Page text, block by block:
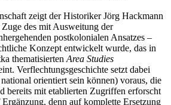
zeigt der Historiker Jörg Hackmann
des mit Ausweitung der
postkolonialen Ansatzes –
Konzept entwickelt wurde, das in
thematisierten Area Studies
Verflechtungsgeschichte setzt dabei
orientiert sein können) voraus, die
bereits mit etablierten Zugriffen erforscht
denn auf komplette Ersetzung